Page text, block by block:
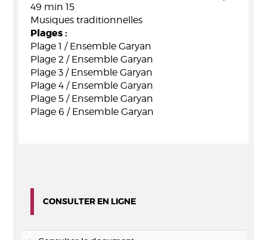
49 min 15
Musiques traditionnelles
Plages :
Plage 1 / Ensemble Garyan
Plage 2 / Ensemble Garyan
Plage 3 / Ensemble Garyan
Plage 4 / Ensemble Garyan
Plage 5 / Ensemble Garyan
Plage 6 / Ensemble Garyan
CONSULTER EN LIGNE